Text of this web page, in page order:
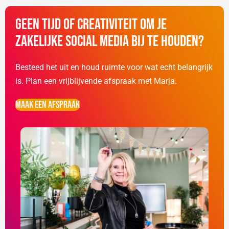
Geen tijd of creativiteit om je
zakelijke social media bij te houden?
Besteed het uit en houd ruimte voor wat echt belangrijk
is. Plan een vrijblijvende afspraak met Marja.
Maak een afspraak